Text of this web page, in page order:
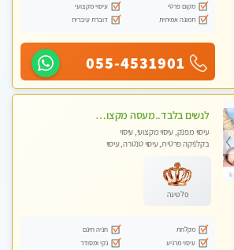
מקום פרטי
עיסוי מקצועי
תמונה אמיתית
דוברת עיברית
055-4531901
לנשים בלבד..מעסה מקצועי לנשים בלבד
עיסוי מפנק, עיסוי מקצועי, עיסוי
בקלניקה פרטית, עיסוי טנטרה, עיסוי
פלטינה
מקלחת
חניה חינם
עיסוי מרגיע
נקי ומסודר